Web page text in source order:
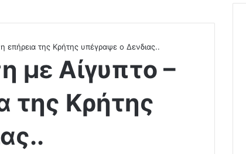
επήρεια της Κρήτης υπέγραψε ο Δενδιας..
με Αίγυπτο –
της Κρήτης